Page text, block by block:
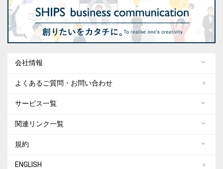
会社情報
よくあるご質問・お問い合わせ
サービス一覧
関連リンク一覧
規約
ENGLISH